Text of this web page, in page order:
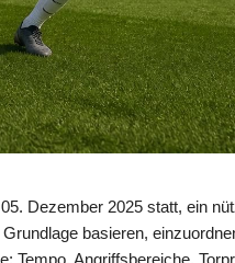
Dezember 2025 statt, ein
basieren,